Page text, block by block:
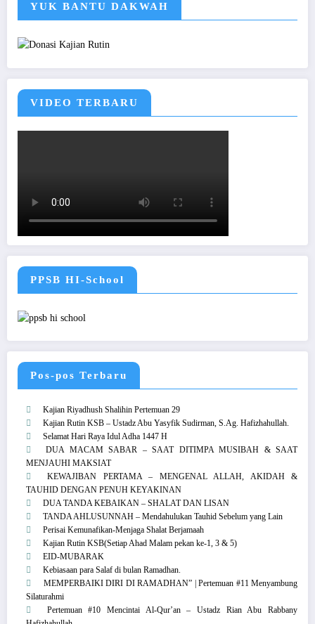
YUK BANTU DAKWAH
VIDEO TERBARU
PPSB HI-School
Pos-pos Terbaru
Kajian Riyadhush Shalihin Pertemuan 29
Kajian Rutin KSB – Ustadz Abu Yasyfik Sudirman, S.Ag. Hafizhahullah.
Selamat Hari Raya Idul Adha 1447 H
DUA MACAM SABAR – SAAT DITIMPA MUSIBAH & SAAT
MENJAUHI MAKSIAT
KEWAJIBAN PERTAMA – MENGENAL ALLAH, AKIDAH &
TAUHID DENGAN PENUH KEYAKINAN
DUA TANDA KEBAIKAN – SHALAT DAN LISAN
TANDA AHLUSUNNAH – Mendahulukan Tauhid Sebelum yang Lain
Perisai Kemunafikan-Menjaga Shalat Berjamaah
Kajian Rutin KSB(Setiap Ahad Malam pekan ke-1, 3 & 5)
EID-MUBARAK
Kebiasaan para Salaf di bulan Ramadhan.
MEMPERBAIKI DIRI DI RAMADHAN” | Pertemuan #11 Menyambung
Silaturahmi
Pertemuan #10 Mencintai Al-Qur’an – Ustadz Rian Abu Rabbany